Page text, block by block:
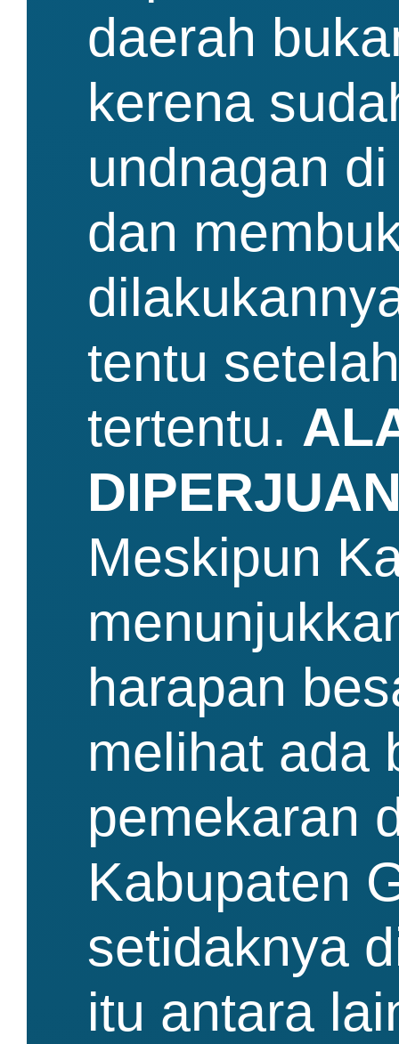
daerah
kerena
undnagan
dan
tentu
tertentu.
Meskipun
harapan
melihat ada
pemekaran
Kabupaten
setidaknya
itu antara